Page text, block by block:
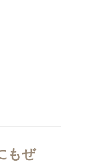
もぜ